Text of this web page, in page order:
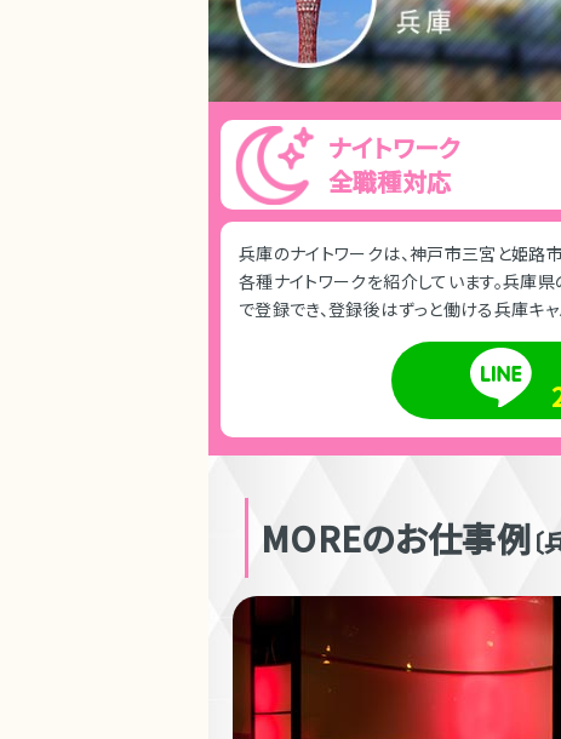
ナイトワーク
全職種対応
兵庫のナイトワークは、神戸市三宮と姫路
各種ナイトワークを紹介しています。兵庫
で登録でき、登録後はずっと働ける兵庫キ
MOREのお仕事例〔